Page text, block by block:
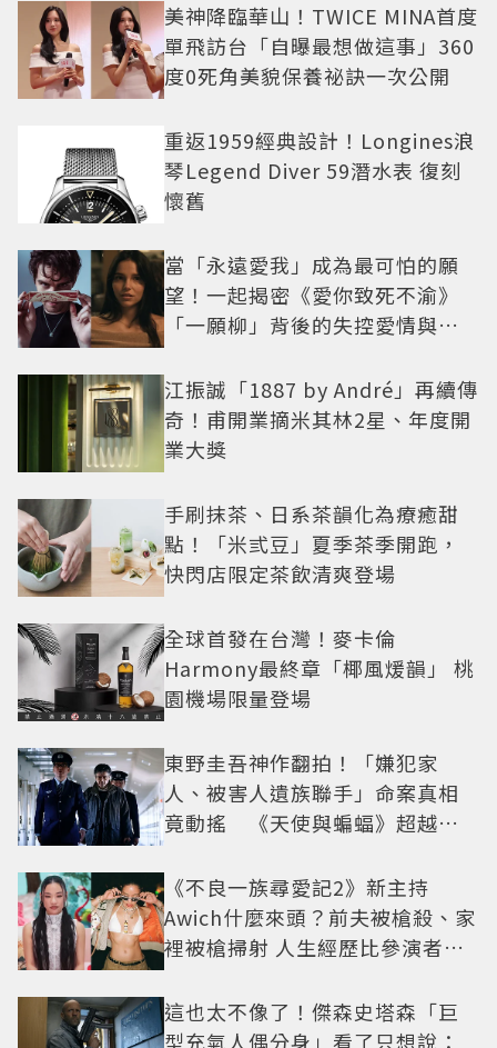
美神降臨華山！TWICE MINA首度
單飛訪台「自曝最想做這事」360
度0死角美貌保養祕訣一次公開
重返1959經典設計！Longines浪
琴Legend Diver 59潛水表 復刻
懷舊
當「永遠愛我」成為最可怕的願
望！一起揭密《愛你致死不渝》
「一願柳」背後的失控愛情與爆
江振誠「1887 by André」再續傳
奇！甫開業摘米其林2星、年度開
業大獎
手刷抹茶、日系茶韻化為療癒甜
點！「米弎豆」夏季茶季開跑，
快閃店限定茶飲清爽登場
全球首發在台灣！麥卡倫
Harmony最終章「椰風煖韻」 桃
園機場限量登場
東野圭吾神作翻拍！「嫌犯家
人、被害人遺族聯手」命案真相
竟動搖 《天使與蝙蝠》超越懸
《不良一族尋愛記2》新主持
Awich什麼來頭？前夫被槍殺、家
裡被槍掃射 人生經歷比參演者還
這也太不像了！傑森史塔森「巨
型充氣人偶分身」看了只想說：